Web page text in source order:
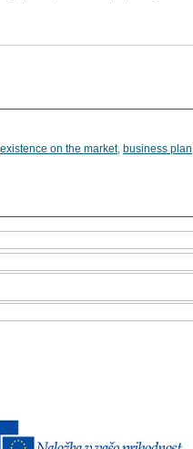
existence on the market, business plan